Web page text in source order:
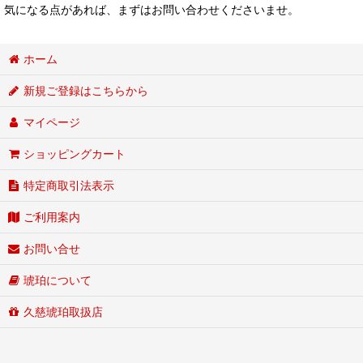
気になる点があれば、まずはお問い合わせくださいませ。
ホーム
新規ご登録はこちらから
マイページ
ショッピングカート
特定商取引法表示
ご利用案内
お問い合せ
琥珀について
久慈琥珀取扱店